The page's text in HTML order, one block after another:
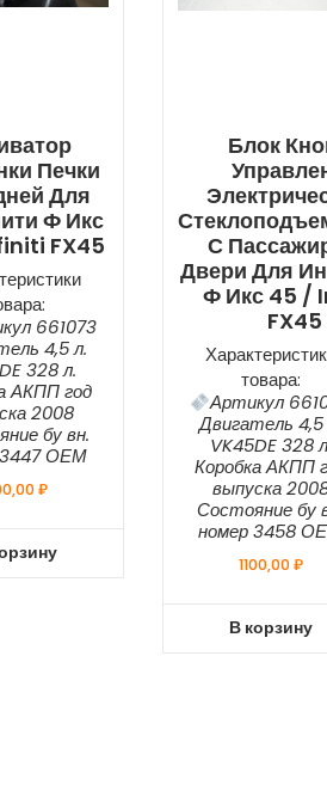
Печки
Для
Ф Икс
FX45
661073
4,5 л.
328 л.
АКПП год
2008
бу вн.
ОЕМ
₽
Блок
С
Двери Для
Ф Икс 45 /
FX45
товара:
Артикул
Двигатель 4,5
VK45DE 328
Коробка АКПП
выпуска
Состояние бу
номер 3458
1100,00₽
В корзину